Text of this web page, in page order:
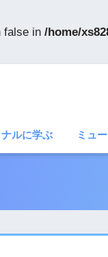
false in /home/
ルに学ぶ ミュ